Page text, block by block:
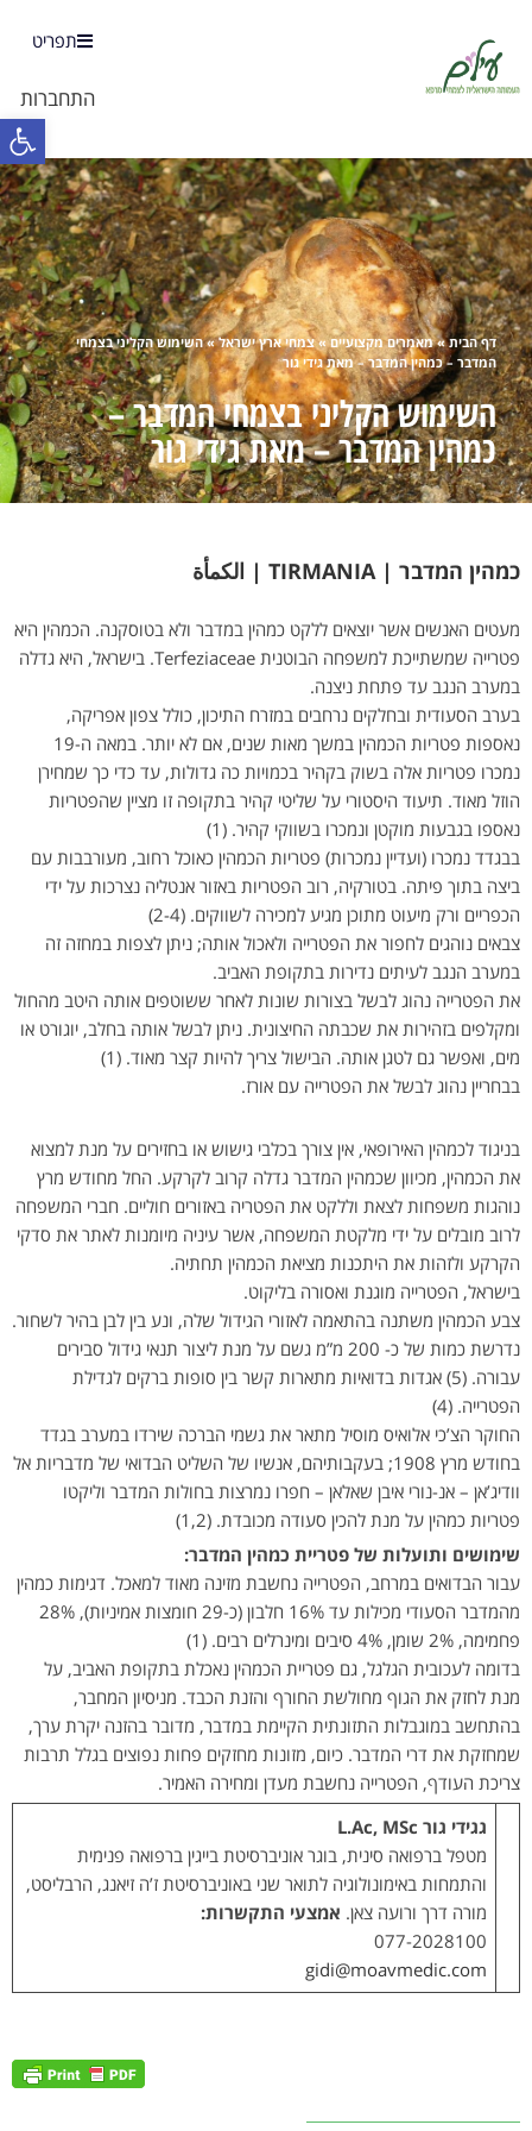
תפריט
התחברות
דף הבית»מאמרים מקצועיים»צמחי ארץ ישראל»השימוש הקליני בצמחי
המדבר – כמהין המדבר – מאת גידי גור
השימוש הקליני בצמחי המדבר –
כמהין המדבר – מאת גידי גור
כמהין המדבר | TIRMANIA | الكمأة
מעטים האנשים אשר יוצאים ללקט כמהין במדבר ולא בטוסקנה. הכמהין היא
פטרייה שמשתייכת למשפחה הבוטנית Terfeziaceae. בישראל, היא גדלה
במערב הנגב עד פתחת ניצנה.
בערב הסעודית ובחלקים נרחבים במזרח התיכון, כולל צפון אפריקה,
נאספות פטריות הכמהין במשך מאות שנים, אם לא יותר. במאה ה-19
נמכרו פטריות אלה בשוק בקהיר בכמויות כה גדולות, עד כדי כך שמחירן
הוזל מאוד. תיעוד היסטורי על שליטי קהיר בתקופה זו מציין שהפטריות
נאספו בגבעות מוקטן ונמכרו בשווקי קהיר. (1)
בבגדד נמכרו (ועדיין נמכרות) פטריות הכמהין כאוכל רחוב, מעורבבות עם
ביצה בתוך פיתה. בטורקיה, רוב הפטריות באזור אנטליה נצרכות על ידי
הכפריים ורק מיעוט מתוכן מגיע למכירה לשווקים. (2-4)
צבאים נוהגים לחפור את הפטרייה ולאכול אותה; ניתן לצפות במחזה זה
במערב הנגב לעיתים נדירות בתקופת האביב.
את הפטרייה נהוג לבשל בצורות שונות לאחר ששוטפים אותה היטב מהחול
ומקלפים בזהירות את שכבתה החיצונית. ניתן לבשל אותה בחלב, יוגורט או
מים, ואפשר גם לטגן אותה. הבישול צריך להיות קצר מאוד. (1)
בבחריין נהוג לבשל את הפטרייה עם אורז.
בניגוד לכמהין האירופאי, אין צורך בכלבי גישוש או בחזירים על מנת למצוא
את הכמהין, מכיוון שכמהין המדבר גדלה קרוב לקרקע. החל מחודש מרץ
נוהגות משפחות לצאת וללקט את הפטריה באזורים חוליים. חברי המשפחה
לרוב מובלים על ידי מלקטת המשפחה, אשר עיניה מיומנות לאתר את סדקי
הקרקע ולזהות את היתכנות מציאת הכמהין תחתיה.
בישראל, הפטרייה מוגנת ואסורה בליקוט.
צבע הכמהין משתנה בהתאמה לאזורי הגידול שלה, ונע בין לבן בהיר לשחור.
נדרשת כמות של כ- 200 מ”מ גשם על מנת ליצור תנאי גידול סבירים
עבורה. (5) אגדות בדואיות מתארות קשר בין סופות ברקים לגדילת
הפטרייה. (4)
החוקר הצ’כי אלואיס מוסיל מתאר את גשמי הברכה שירדו במערב בגדד
בחודש מרץ 1908; בעקבותיהם, אנשיו של השליט הבדואי של מדבריות אל
וודיג’אן – אנ-נורי איבן שאלאן – חפרו נמרצות בחולות המדבר וליקטו
פטריות כמהין על מנת להכין סעודה מכובדת. (1,2)
שימושים ותועלות של פטריית כמהין המדבר:
עבור הבדואים במרחב, הפטרייה נחשבת מזינה מאוד למאכל. דגימות כמהין
מהמדבר הסעודי מכילות עד 16% חלבון (כ-29 חומצות אמיניות), 28%
פחמימה, 2% שומן, 4% סיבים ומינרלים רבים. (1)
בדומה לעכובית הגלגל, גם פטריית הכמהין נאכלת בתקופת האביב, על
מנת לחזק את הגוף מחולשת החורף והזנת הכבד. מניסיון המחבר,
בהתחשב במוגבלות התזונתית הקיימת במדבר, מדובר בהזנה יקרת ערך,
שמחזקת את דרי המדבר. כיום, מזונות מחזקים פחות נפוצים בגלל תרבות
צריכת העודף, הפטרייה נחשבת מעדן ומחירה האמיר.
גגידי גור L.Ac, MSc
מטפל ברפואה סינית, בוגר אוניברסיטת בייגין ברפואה פנימית
והתמחות באימונולוגיה לתואר שני באוניברסיטת ז’ה זיאנג, הרבליסט,
מורה דרך ורועה צאן. אמצעי התקשרות:
077-2028100
gidi@moavmedic.com